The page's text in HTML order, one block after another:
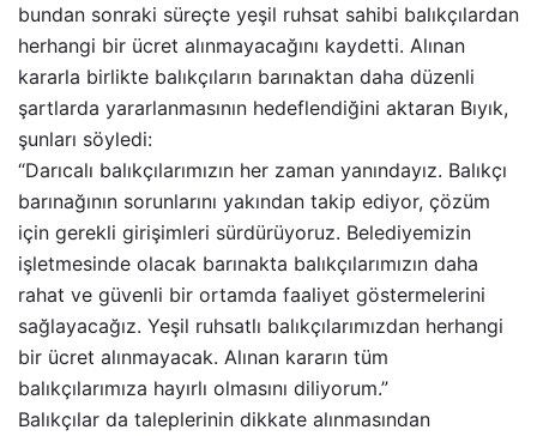
bundan sonraki süreçte yeşil ruhsat sahibi balıkçılardan
herhangi bir ücret alınmayacağını kaydetti. Alınan
kararla birlikte balıkçıların barınaktan daha düzenli
şartlarda yararlanmasının hedeflendiğini aktaran Bıyık,
şunları söyledi:
“Darıcalı balıkçılarımızın her zaman yanındayız. Balıkçı
barınağının sorunlarını yakından takip ediyor, çözüm
için gerekli girişimleri sürdürüyoruz. Belediyemizin
işletmesinde olacak barınakta balıkçılarımızın daha
rahat ve güvenli bir ortamda faaliyet göstermelerini
sağlayacağız. Yeşil ruhsatlı balıkçılarımızdan herhangi
bir ücret alınmayacak. Alınan kararın tüm
balıkçılarımıza hayırlı olmasını diliyorum.”
Balıkçılar da taleplerinin dikkate alınmasından